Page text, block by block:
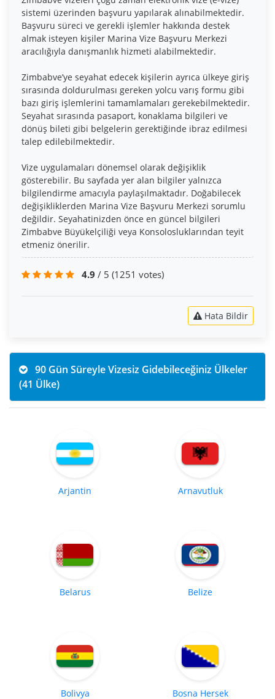
sistemi üzerinden başvuru yapılarak alınabilmektedir.
Başvuru süreci ve gerekli işlemler hakkında destek
almak isteyen kişiler Marina Vize Başvuru Merkezi
aracılığıyla danışmanlık hizmeti alabilmektedir.
Zimbabve’ye seyahat edecek kişilerin ayrıca ülkeye giriş
sırasında doldurulması gereken yolcu varış formu gibi
bazı giriş işlemlerini tamamlamaları gerekebilmektedir.
Seyahat sırasında pasaport, konaklama bilgileri ve
dönüş bileti gibi belgelerin gerektiğinde ibraz edilmesi
talep edilebilmektedir.
Vize uygulamaları dönemsel olarak değişiklik
gösterebilir. Bu sayfada yer alan bilgiler yalnızca
bilgilendirme amacıyla paylaşılmaktadır. Doğabilecek
değişikliklerden Marina Vize Başvuru Merkezi sorumlu
değildir. Seyahatinizden önce en güncel bilgileri
Zimbabve Büyükelçiliği veya Konsolosluklarından teyit
etmeniz önerilir.
4.9 / 5 (1251 votes)
Hata Bildir
(41 Ülke)
Arjantin Arnavutluk
Belarus Belize
Bolivya Bosna Hersek